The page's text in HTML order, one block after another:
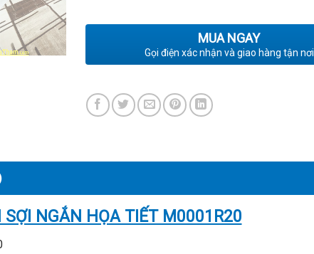
MUA NGAY
Gọi điện xác nhận và giao hàng tận nơi
SỢI NGẮN HỌA TIẾT M0001R20